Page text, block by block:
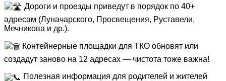
Дороги и проезды приведут в порядок по 40+
адресам (Луначарского, Просвещения, Руставели,
Мечникова и др.).
Контейнерные площадки для ТКО обновят или
создадут заново на 12 адресах — чистота тоже важна!
Полезная информация для родителей и жителей